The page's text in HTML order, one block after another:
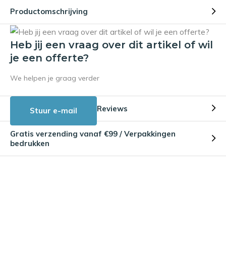
Productomschrijving
Heb jij een vraag over dit artikel of wil
je een offerte?
We helpen je graag verder
Stuur e-mail Reviews
Gratis verzending vanaf €99 / Verpakkingen
bedrukken